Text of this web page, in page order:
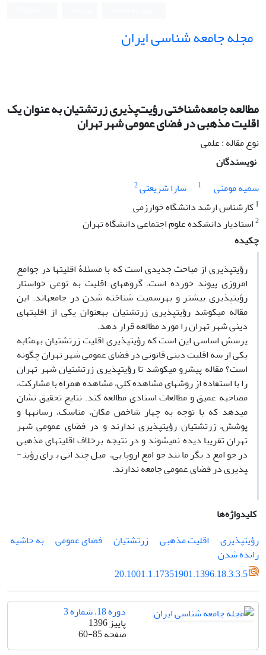
مجله جامعه شناسی ایران
مطالعه جامعه‌شناختی رؤیت‌پذیری زرتشتیان به عنوان یک
اقلیت مذهبی در فضای عمومی شهر تهران
نوع مقاله : علمی
نویسندگان
سمیه مومنی
1 سارا شریعتی2
1کارشناس ارشد دانشگاه خوارزمی
2استادیار دانشکده علوم اجتماعی دانشگاه تهران
چکیده
رؤیت­پذیری از مباحث جدیدی است که با مسئلۀ اقلیت­ها در جوامع
امروزی پیوند خورده است. گروه­های اقلیت به نوعی خواستار
رؤیت­پذیری بیشتر و به­رسمیت شناخته شدن در جامعه­اند. این
مقاله می­کوشد رؤیت­پذیری زرتشتیان به­عنوان یکی از اقلیت­های
دینی شهر تهران را مورد مطالعه قرار دهد.
پرسش اساسی این است که رؤیت­پذیری اقلیت زرتشتیان به­مثابه
یکی از سه اقلیت دینی قانونی در فضای عمومی شهر تهران چگونه
است؟ مقاله پیش­رو می­کوشد تا رؤیت­پذیری زرتشتیان شهر تهران
را با استفاده از روش­های مشاهده کلی، مشاهده همراه با مشارکت،
مصاحبه عمیق و مطالعات اسنادی مطالعه کند. نتایج تحقیق نشان
می­دهد که با توجه به چهار شاخص مکان، مناسک، رسانه­ها و
پوشش، زرتشتیان رؤیت­پذیری ندارند و در فضای عمومی شهر
تهران تقریبا دیده نمی­شوند و در نتیجه برخلاف اقلیت­های مذهبی
در جوامع دیگر مانند جوامع اروپایی، میل چندانی برای رؤیت­
پذیری در فضای عمومی جامعه ندارند.
کلیدواژه‌ها
رؤیت­پذیری
اقلیت مذهبی زرتشتیان فضای عمومی
به حاشیه
رانده شدن
20.1001.1.17351901.1396.18.3.3.5
دوره 18، شماره 3
پاییز 1396
صفحه60-85